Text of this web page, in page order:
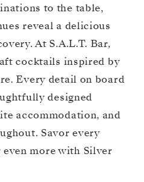
to the table,
reveal a delicious
At S.A.L.T. Bar,
cocktails inspired by
Every detail on board
designed
accommodation, and
Savor every
more with Silver